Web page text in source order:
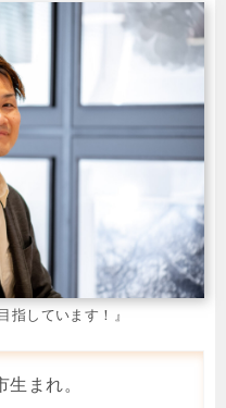
指しています！』
まれ。